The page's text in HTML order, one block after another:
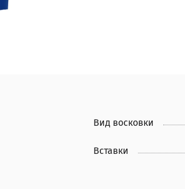
Вид восковки
Вставки